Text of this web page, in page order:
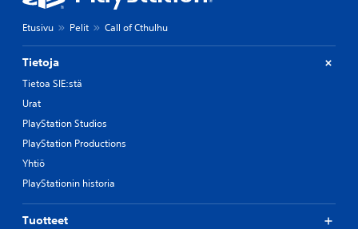
Etusivu Pelit Call of Cthulhu
Tietoja
Tietoa SIE:stä
Urat
PlayStation Studios
PlayStation Productions
Yhtiö
PlayStationin historia
Tuotteet